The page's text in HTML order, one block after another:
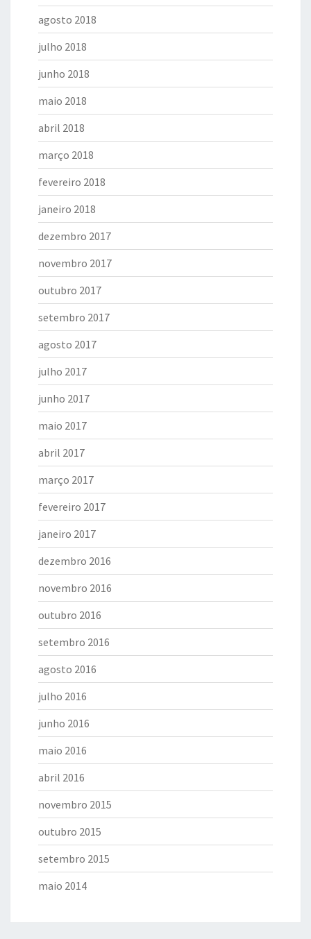
agosto 2018
julho 2018
junho 2018
maio 2018
abril 2018
março 2018
fevereiro 2018
janeiro 2018
dezembro 2017
novembro 2017
outubro 2017
setembro 2017
agosto 2017
julho 2017
junho 2017
maio 2017
abril 2017
março 2017
fevereiro 2017
janeiro 2017
dezembro 2016
novembro 2016
outubro 2016
setembro 2016
agosto 2016
julho 2016
junho 2016
maio 2016
abril 2016
novembro 2015
outubro 2015
setembro 2015
maio 2014